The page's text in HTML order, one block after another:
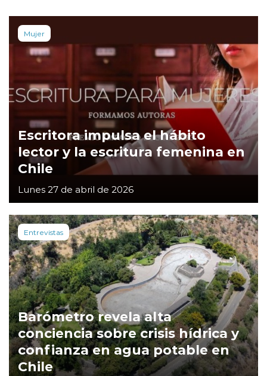
Mujer
Escritora impulsa el hábito
lector y la escritura femenina en
Chile
Lunes 27 de abril de 2026
Entrevistas
Barómetro revela alta
conciencia sobre crisis hídrica y
confianza en agua potable en
Chile